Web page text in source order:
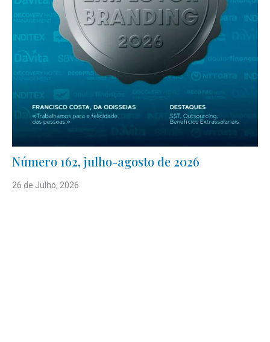
Número 162, julho-agosto de 2026
26 de Julho, 2026